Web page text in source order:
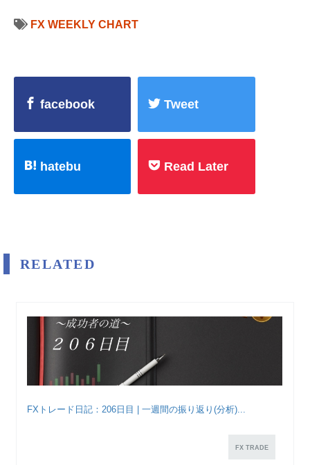
FX WEEKLY CHART
facebook Tweet
hatebu Read Later
RELATED
FXトレード日記：206日目 | 一週間の振り返り(分析)...
FX TRADE